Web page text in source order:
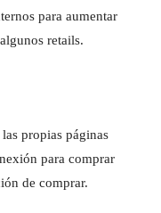
para aumentar
retails.
propias páginas
para comprar
de comprar.